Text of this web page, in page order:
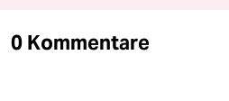
0 Kommentare